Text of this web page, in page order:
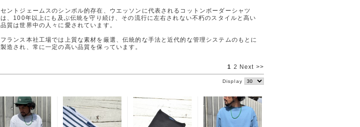
セントジェームスのシンボル的存在、ウエッソンに代表されるコットンボーダーシャツ
は、100年以上にも及ぶ伝統を守り続け、その流行に左右されない不朽のスタイルと高い
品質は世界中の人々に愛されています。
フランス本社工場では上質な素材を厳選、伝統的な手法と近代的な管理システムのもとに
製造され、常に一定の高い品質を保っています。
1 2 Next >>
Display